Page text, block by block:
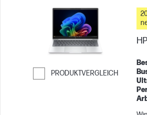
PRODUKTVERGLEICH
Weiter zum Vergleichen